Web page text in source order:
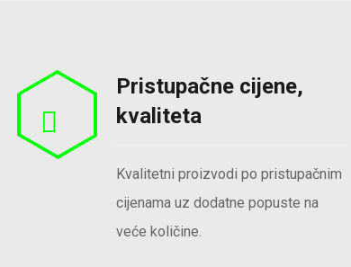
Pristupačne cijene,
kvaliteta
Kvalitetni proizvodi po pristupačnim
cijenama uz dodatne popuste na
veće količine.